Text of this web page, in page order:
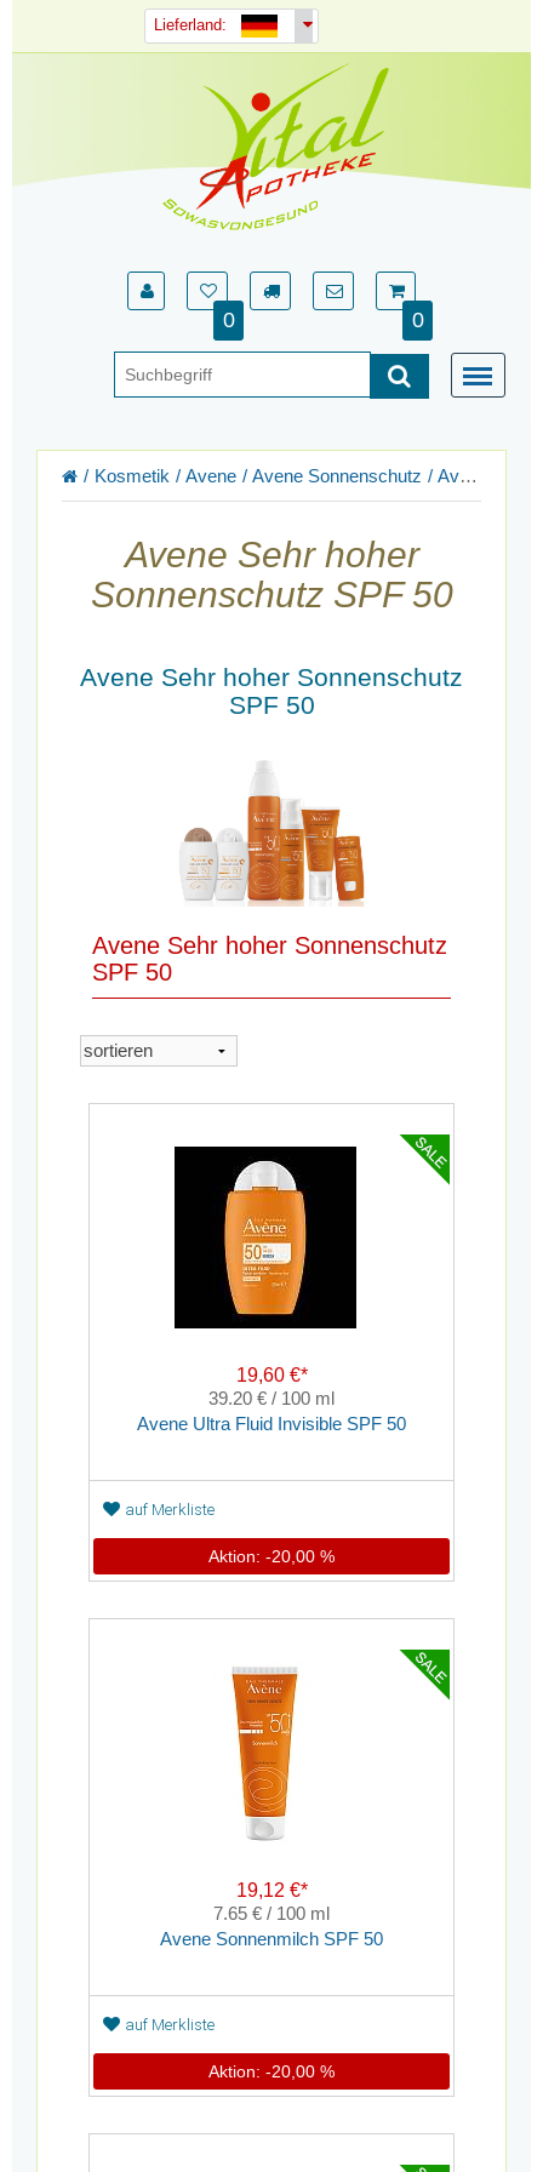
Lieferland:
0 0
Kosmetik Avene Avene Sonnenschutz Avene Sehr hoher Sonnenschutz SPF 50
Avene Sehr hoher
Sonnenschutz SPF 50
Avene Sehr hoher Sonnenschutz
SPF 50
Avene Sehr hoher Sonnenschutz
SPF 50
19,60 €*
39.20 € / 100 ml
Avene Ultra Fluid Invisible SPF 50
auf Merkliste
Aktion: -20,00 %
19,12 €*
7.65 € / 100 ml
Avene Sonnenmilch SPF 50
auf Merkliste
Aktion: -20,00 %